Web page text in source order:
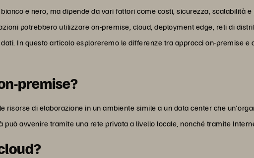
e nero, ma dipende da vari fattori come costi, sicurezza, scalabilità
potrebbero utilizzare on-premise, cloud, deployment edge, reti di
In questo articolo esploreremo le differenze tra approcci on-premise e
premise?
risorse di elaborazione in un ambiente simile a un data center che
avvenire tramite una rete privata a livello locale, nonché tramite